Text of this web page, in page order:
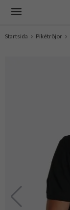
Startsida Pikétröjor